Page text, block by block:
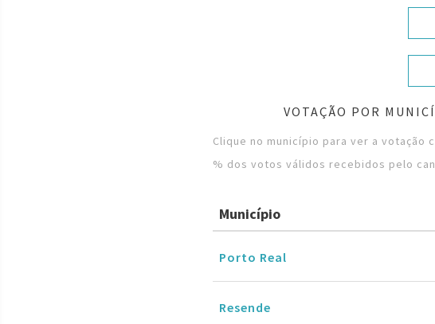
VOTAÇÃO POR
Clique no município para ver a votação
% dos votos válidos recebidos pelo
Município
Porto Real
Resende